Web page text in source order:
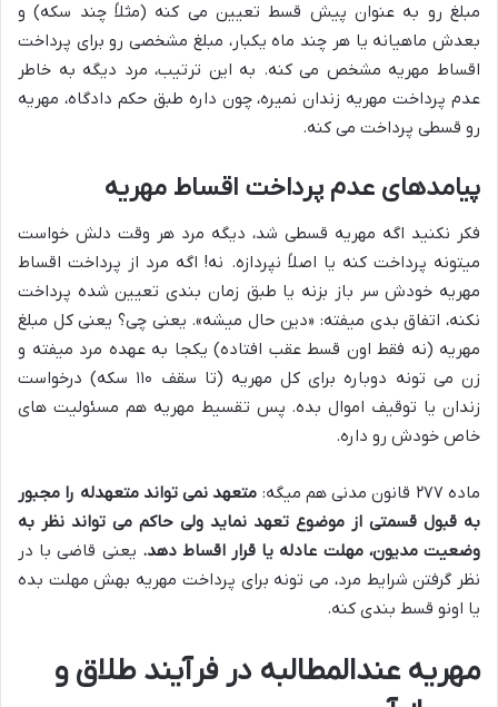
مبلغ رو به عنوان پیش قسط تعیین می کنه (مثلاً چند سکه) و
بعدش ماهیانه یا هر چند ماه یکبار، مبلغ مشخصی رو برای پرداخت
اقساط مهریه مشخص می کنه. به این ترتیب، مرد دیگه به خاطر
عدم پرداخت مهریه زندان نمیره، چون داره طبق حکم دادگاه، مهریه
رو قسطی پرداخت می کنه.
پیامدهای عدم پرداخت اقساط مهریه
فکر نکنید اگه مهریه قسطی شد، دیگه مرد هر وقت دلش خواست
میتونه پرداخت کنه یا اصلاً نپردازه. نه! اگه مرد از پرداخت اقساط
مهریه خودش سر باز بزنه یا طبق زمان بندی تعیین شده پرداخت
نکنه، اتفاق بدی میفته: «دین حال میشه». یعنی چی؟ یعنی کل مبلغ
مهریه (نه فقط اون قسط عقب افتاده) یکجا به عهده مرد میفته و
زن می تونه دوباره برای کل مهریه (تا سقف ۱۱۰ سکه) درخواست
زندان یا توقیف اموال بده. پس تقسیط مهریه هم مسئولیت های
خاص خودش رو داره.
ماده ۲۷۷ قانون مدنی هم میگه:
متعهد نمی تواند متعهدله را مجبور
به قبول قسمتی از موضوع تعهد نماید ولی حاکم می تواند نظر به
وضعیت مدیون، مهلت عادله یا قرار اقساط دهد. یعنی قاضی با در
نظر گرفتن شرایط مرد، می تونه برای پرداخت مهریه بهش مهلت بده
یا اونو قسط بندی کنه.
مهریه عندالمطالبه در فرآیند طلاق و